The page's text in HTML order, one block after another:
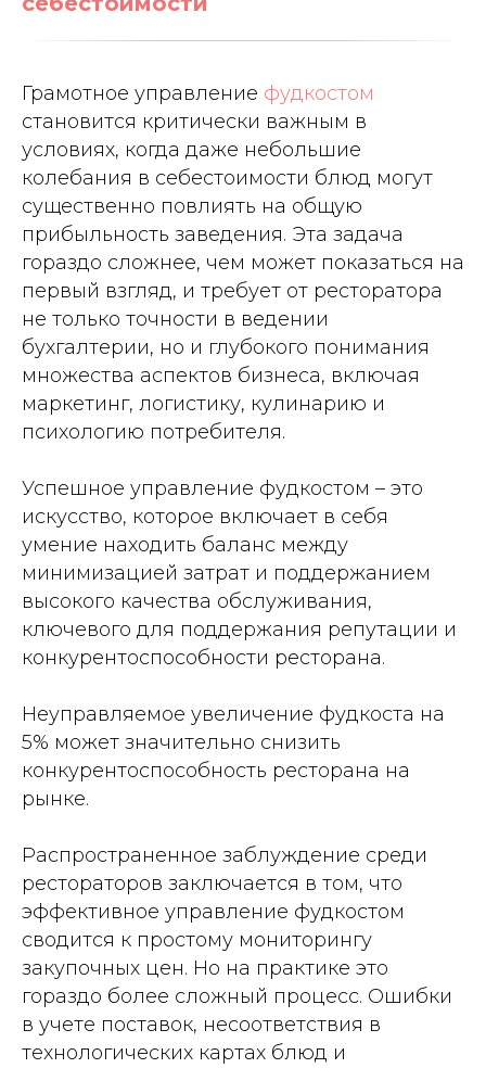
Грамотное управление фудкостом
становится критически важным в
условиях, когда даже небольшие
колебания в себестоимости блюд могут
существенно повлиять на общую
прибыльность заведения. Эта задача
гораздо сложнее, чем может показаться на
первый взгляд, и требует от ресторатора
не только точности в ведении
бухгалтерии, но и глубокого понимания
множества аспектов бизнеса, включая
маркетинг, логистику, кулинарию и
психологию потребителя.
Успешное управление фудкостом – это
искусство, которое включает в себя
умение находить баланс между
минимизацией затрат и поддержанием
высокого качества обслуживания,
ключевого для поддержания репутации и
конкурентоспособности ресторана.
Неуправляемое увеличение фудкоста на
5% может значительно снизить
конкурентоспособность ресторана на
рынке.
Распространенное заблуждение среди
рестораторов заключается в том, что
эффективное управление фудкостом
сводится к простому мониторингу
закупочных цен. Но на практике это
гораздо более сложный процесс. Ошибки
в учете поставок, несоответствия в
технологических картах блюд и